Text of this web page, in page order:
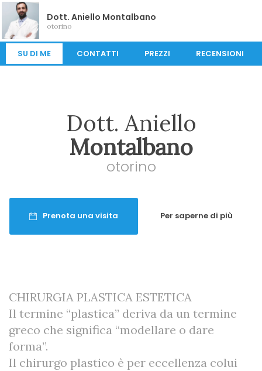
Dott. Aniello Montalbano
otorino
SU DI ME CONTATTI PREZZI RECENSIONI
Dott. Aniello
Montalbano
otorino
Prenota una visita Per saperne di più
CHIRURGIA PLASTICA ESTETICA
Il termine “plastica” deriva da un termine
greco che significa “modellare o dare
forma”.
Il chirurgo plastico è per eccellenza colui